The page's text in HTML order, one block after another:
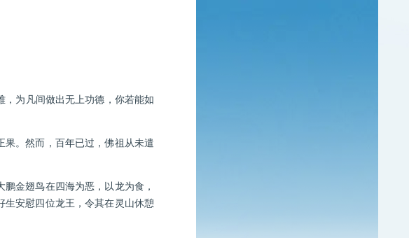
为凡间做出无上功德，你若能如
。然而，百年已过，佛祖从未遣
金翅鸟在四海为恶，以龙为食，
安慰四位龙王，令其在灵山休憩